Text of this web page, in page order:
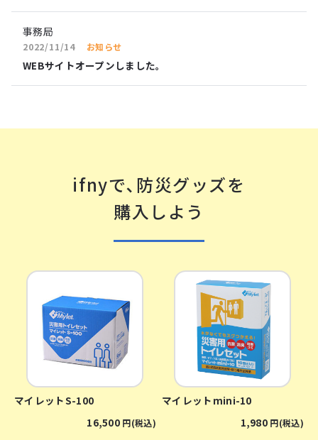
事務局
2022/11/14 お知らせ
WEBサイトオープンしました。
ifnyで､防災グッズを
購⼊しよう
マイレットS-100
16,500 円(税込)
マイレットmini-10
1,980 円(税込)